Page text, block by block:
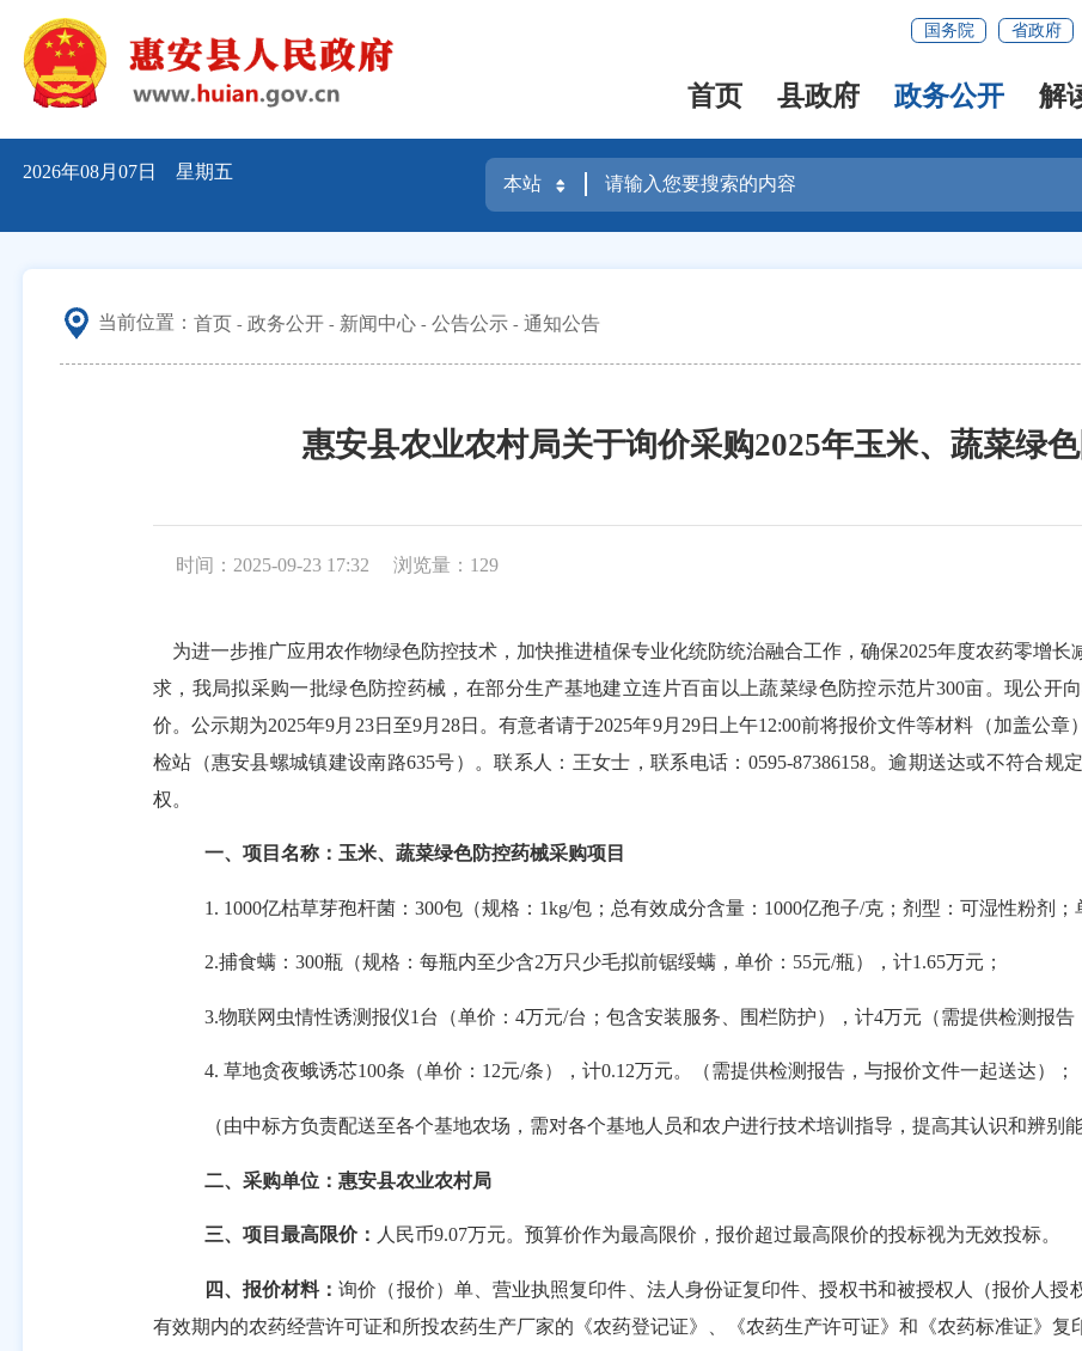
国务院 省政府
首页 县政府 政务公开 解
2026年08月07日 星期五
当前位置： 首页 政务公开 新闻中心 公告公示 通知公告
惠安县农业农村局关于询价采购2025年玉米、蔬菜绿
时间：2025-09-23 17:32 浏览量： 129
为进一步推广应用农作物绿色防控技术，加快推进植保专业化统防统治融合工作 ，确保2025年度农药零增长
求， 我局拟采购一批绿色防控药械，在部分生产基地建立连片百亩以上蔬菜绿色防控示范片300亩。现公开
价。公示期为2025年9月23日至9月28日。有意者请于2025年9月29日上午12:00前将报价文件等材料（加盖公章
检站（惠安县螺城镇建设南路635号） 。联系人： 王女士 ，联系电话： 0595-87386158。逾期送达或不符合规
权。
一、项目名称：玉米、 蔬菜绿色防控药械采购项目
1. 1000亿枯草芽孢杆菌：300包（规格：1kg/包；总有效成分含量：1000亿孢子/克；剂型：可湿性粉剂；
2.捕食螨：300瓶（规格：每瓶内至少含2万只少毛拟前锯绥螨，单价：55元/瓶），计1.65万元；
3.物联网虫情性诱测报仪1台（单价：4万元/台；包含安装服务、围栏防护），计4万元 （需提供检测报
4. 草地贪夜蛾诱芯100条（单价：12元/条），计0.12万元。（需提供检测报告，与报价文件一起送达）；
（由中标方负责配送至各个基地农场，需对各个基地人员和农户进行技术培训指导，提高其认识和辨别能
二、 采购单位：惠安县农业农村局
三、项目最高限价： 人民币9.07万元。预算价作为最高限价，报价超过最高限价的投标视为无效投标。
四、报价材料：询价 （报价）单、营业执照复印件、法人身份证复印件、授权书和被授权人（报价人授
有效期内的农药经营许可证和所投农药生产厂家的《农药登记证》、《农药生产许可证》和《农药标准证》复